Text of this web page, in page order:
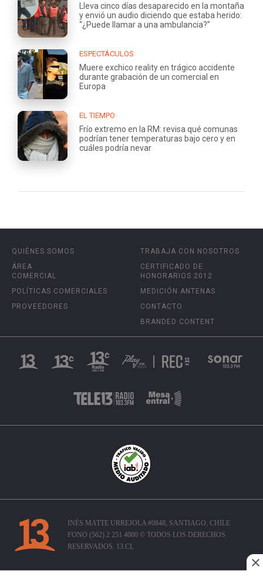
Lleva cinco días desaparecido en la montaña
y envió un audio diciendo que estaba herido:
“¿Puede llamar a una ambulancia?”
ESPECTÁCULOS
Muere exchico reality en trágico accidente
durante grabación de un comercial en
Europa
EL TIEMPO
Frío extremo en la RM: revisa qué comunas
podrían tener temperaturas bajo cero y en
cuáles podría nevar
QUIÉNES SOMOS
ÁREA
COMERCIAL
POLÍTICAS COMERCIALES
PROVEEDORES
TRABAJA CON NOSOTROS
CERTIFICADO DE
HONORARIOS 2012
MEDICIÓN ANTENAS
CONTACTO
BRANDED CONTENT
INÉS MATTE URREJOLA #0848, SANTIAGO, CHILE
FONO (562) 2 251 4000 © TODOS LOS DERECHOS
RESERVADOS. 13.CL